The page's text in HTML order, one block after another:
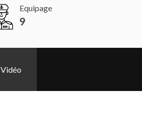
Equipage
9
Vidéo